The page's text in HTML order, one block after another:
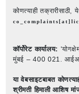
कोणत्याही
कॉर्पोरेट कार्यालय:
मुंबई – 400 021.
या वेबसाइटबाबत
श्रीमती हिमाली आशिष